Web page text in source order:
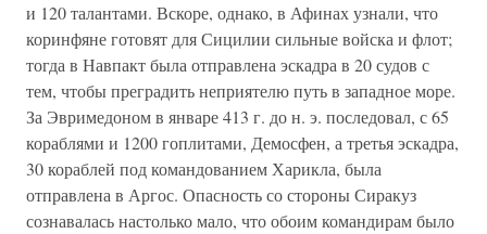
и 120 талантами. Вскоре, однако, в Афинах узнали, что
коринфяне готовят для Сицилии сильные войска и флот;
тогда в Навпакт была отправлена эскадра в 20 судов с
тем, чтобы преградить неприятелю путь в западное море.
За Эвримедоном в январе 413 г. до н. э. последовал, с 65
кораблями и 1200 гоплитами, Демосфен, а третья эскадра,
30 кораблей под командованием Харикла, была
отправлена в Аргос. Опасность со стороны Сиракуз
сознавалась настолько мало, что обоим командирам было